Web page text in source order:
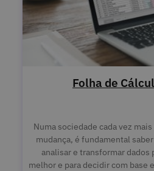
Folha de
Numa sociedade cada vez
mudança, é fundamental
analisar e transformar dados
melhor e para decidir com base